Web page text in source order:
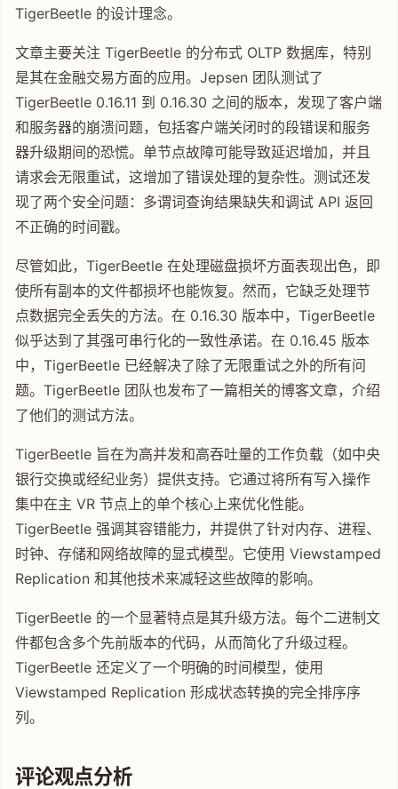
TigerBeetle 的设计理念。
文章主要关注 TigerBeetle 的分布式 OLTP 数据库，特别
是其在金融交易方面的应用。Jepsen 团队测试了
TigerBeetle 0.16.11 到 0.16.30 之间的版本，发现了客户端
和服务器的崩溃问题，包括客户端关闭时的段错误和服务
器升级期间的恐慌。单节点故障可能导致延迟增加，并且
请求会无限重试，这增加了错误处理的复杂性。测试还发
现了两个安全问题：多谓词查询结果缺失和调试 API 返回
不正确的时间戳。
尽管如此，TigerBeetle 在处理磁盘损坏方面表现出色，即
使所有副本的文件都损坏也能恢复。然而，它缺乏处理节
点数据完全丢失的方法。在 0.16.30 版本中，TigerBeetle
似乎达到了其强可串行化的一致性承诺。在 0.16.45 版本
中，TigerBeetle 已经解决了除了无限重试之外的所有问
题。TigerBeetle 团队也发布了一篇相关的博客文章，介绍
了他们的测试方法。
TigerBeetle 旨在为高并发和高吞吐量的工作负载（如中央
银行交换或经纪业务）提供支持。它通过将所有写入操作
集中在主 VR 节点上的单个核心上来优化性能。
TigerBeetle 强调其容错能力，并提供了针对内存、进程、
时钟、存储和网络故障的显式模型。它使用 Viewstamped
Replication 和其他技术来减轻这些故障的影响。
TigerBeetle 的一个显著特点是其升级方法。每个二进制文
件都包含多个先前版本的代码，从而简化了升级过程。
TigerBeetle 还定义了一个明确的时间模型，使用
Viewstamped Replication 形成状态转换的完全排序序
列。
评论观点分析